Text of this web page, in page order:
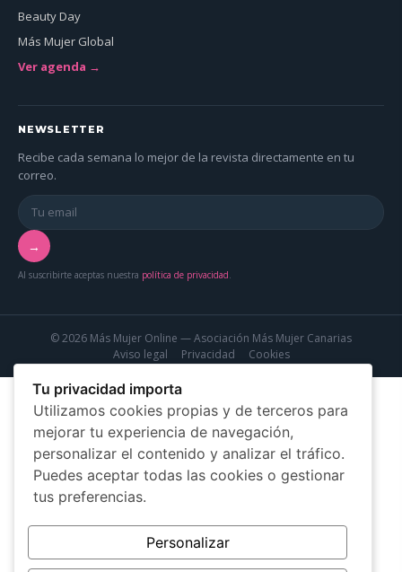
Beauty Day
Más Mujer Global
Ver agenda →
NEWSLETTER
Recibe cada semana lo mejor de la revista directamente en tu
correo.
→
Al suscribirte aceptas nuestra política de privacidad.
© 2026 Más Mujer Online — Asociación Más Mujer Canarias
Aviso legal
Privacidad Cookies
Tu privacidad importa
Utilizamos cookies propias y de terceros para
mejorar tu experiencia de navegación,
personalizar el contenido y analizar el tráfico.
Puedes aceptar todas las cookies o gestionar
tus preferencias.
Personalizar